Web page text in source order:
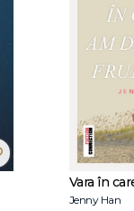
Jenny Han